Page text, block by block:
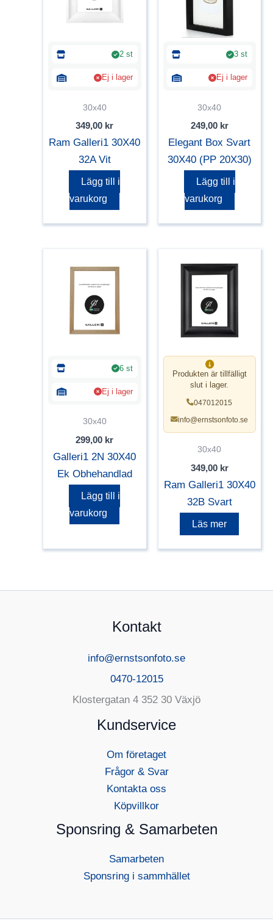
2 st
Ej i lager
30x40
349,00 kr
Ram Galleri1 30X40
32A Vit
Lägg till i
varukorg
3 st
Ej i lager
30x40
249,00 kr
Elegant Box Svart
30X40 (PP 20X30)
Lägg till i
varukorg
6 st
Ej i lager
30x40
299,00 kr
Galleri1 2N 30X40
Ek Obhehandlad
Lägg till i
varukorg
Produkten är tillfälligt
slut i lager.
047012015
info@ernstsonfoto.se
30x40
349,00 kr
Ram Galleri1 30X40
32B Svart
Läs mer
Kontakt
info@ernstsonfoto.se
0470-12015
Klostergatan 4 352 30 Växjö
Kundservice
Om företaget
Frågor & Svar
Kontakta oss
Köpvillkor
Sponsring & Samarbeten
Samarbeten
Sponsring i sammhället